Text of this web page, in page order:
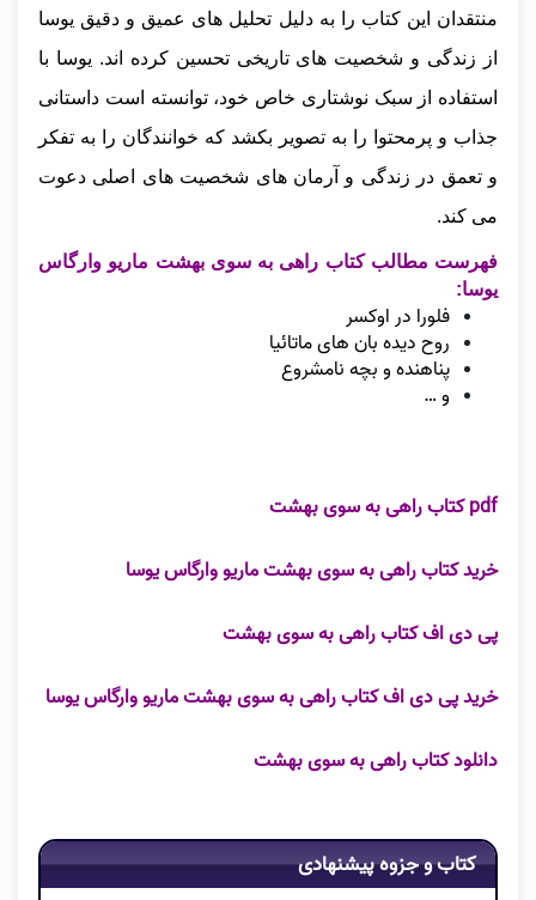
منتقدان این کتاب را به دلیل تحلیل‌ های عمیق و دقیق یوسا
از زندگی و شخصیت‌ های تاریخی تحسین کرده‌ اند. یوسا با
استفاده از سبک نوشتاری خاص خود، توانسته است داستانی
جذاب و پرمحتوا را به تصویر بکشد که خوانندگان را به تفکر
و تعمق در زندگی و آرمان‌ های شخصیت‌ های اصلی دعوت
می‌ کند.
فهرست مطالب کتاب راهی به سوی بهشت ماریو وارگاس
یوسا:
فلورا در اوکسر
روح دیده بان های ماتائیا
پناهنده و بچه نامشروع
و …
pdf کتاب راهی به سوی بهشت
خرید کتاب راهی به سوی بهشت ماریو وارگاس یوسا
پی دی اف کتاب راهی به سوی بهشت
خرید پی دی اف کتاب راهی به سوی بهشت ماریو وارگاس یوسا
دانلود کتاب راهی به سوی بهشت
کتاب و جزوه پیشنهادی